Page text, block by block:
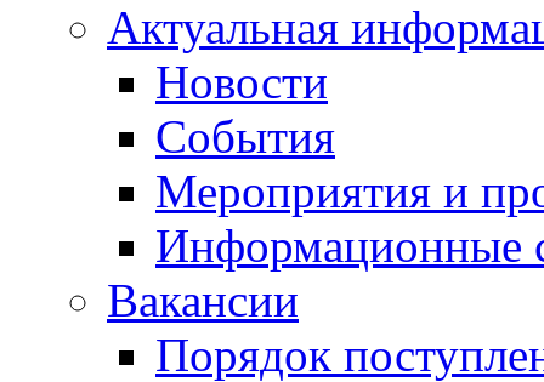
Актуальная
Новости
События
Мероприятия и
Информационные
Вакансии
Порядок